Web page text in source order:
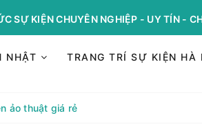
SỰ KIỆN CHUYÊN NGHIỆP - UY TÍN -
NHẬT TRANG TRÍ SỰ KIỆN HÀ
ảo thuật giá rẻ